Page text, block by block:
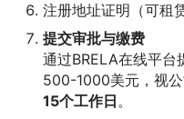
注册地址证明（可租
提交审批与缴费
通过BRELA在线平台
500-1000美元，视
15个工作日。